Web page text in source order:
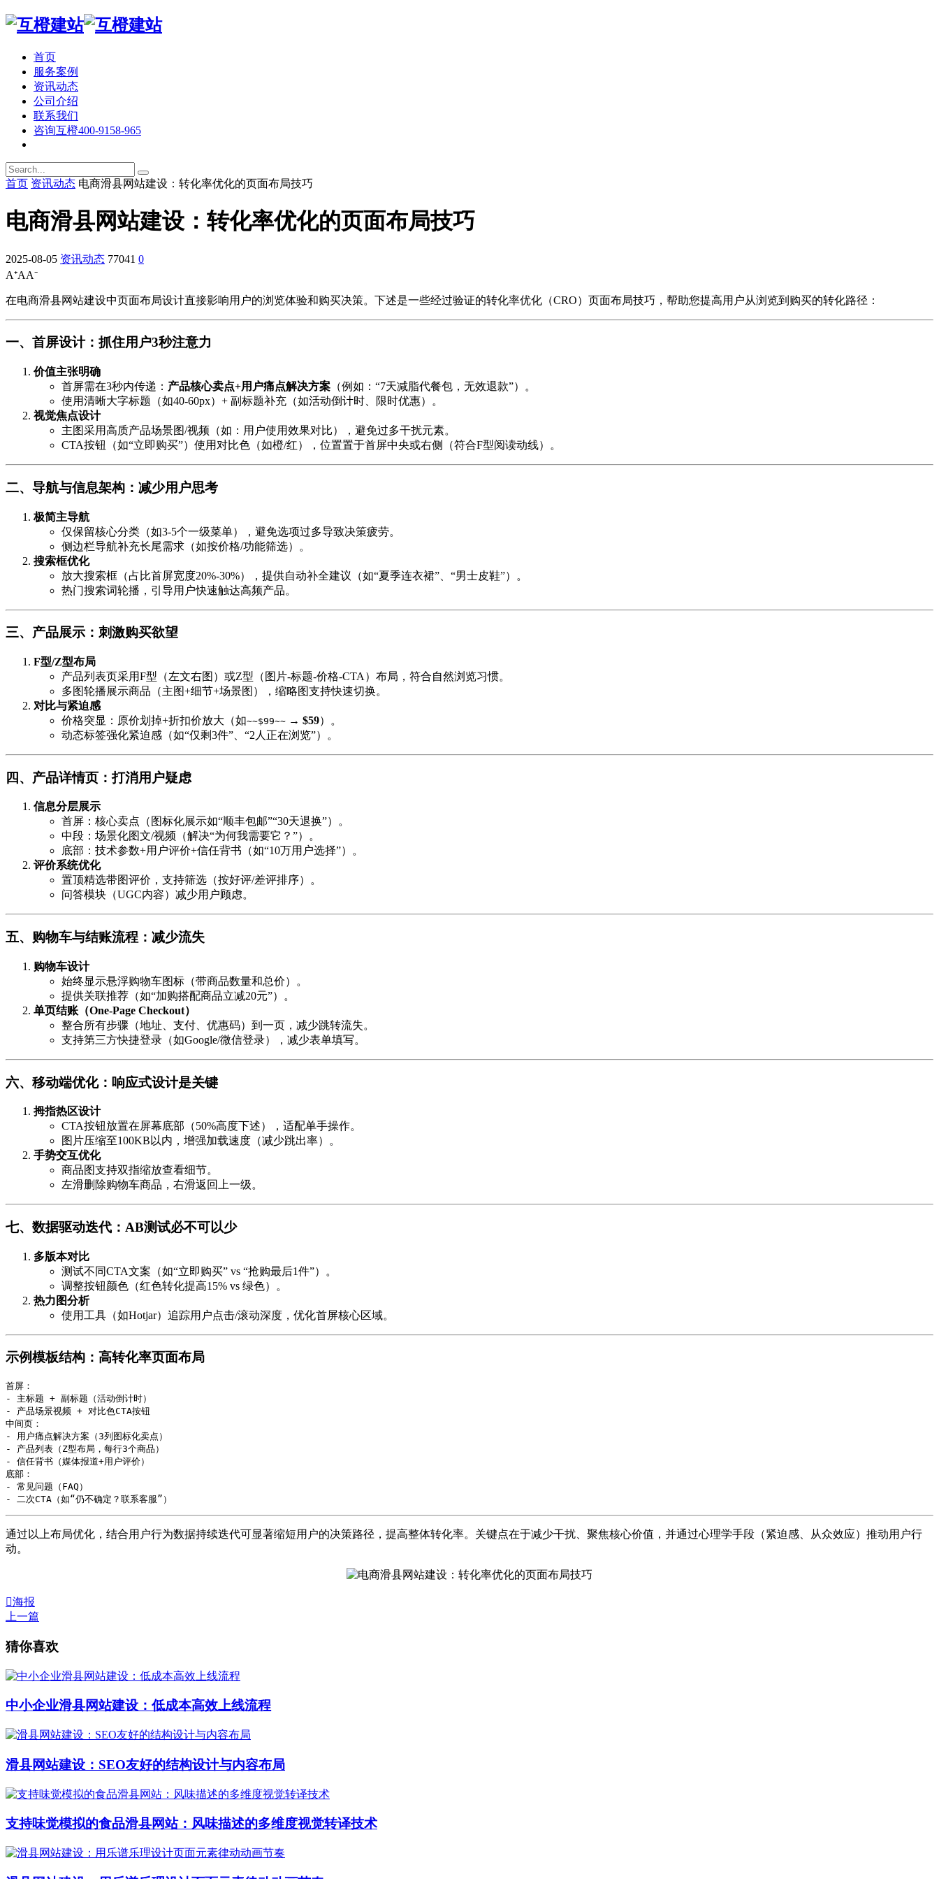
首页
服务案例
资讯动态
公司介绍
联系我们
咨询互橙400-9158-965
首页 资讯动态 电商滑县网站建设：转化率优化的页面布局技巧
电商滑县网站建设：转化率优化的页面布局技巧
2025-08-05 资讯动态 77041 0
A⁺AA⁻
在电商滑县网站建设中页面布局设计直接影响用户的浏览体验和购买决策。下述是一些经过验证的转化率优化（CRO）页面布局技巧，帮助您提高用户从浏览到购买的转化路径：
一、首屏设计：抓住用户3秒注意力
价值主张明确
首屏需在3秒内传递： 产品核心卖点+用户痛点解决方案 （例如：“7天减脂代餐包，无效退款”）。
使用清晰大字标题（如40-60px）+ 副标题补充（如活动倒计时、限时优惠）。
视觉焦点设计
主图采用高质产品场景图/视频（如：用户使用效果对比），避免过多干扰元素。
CTA按钮（如“立即购买”）使用对比色（如橙/红），位置置于首屏中央或右侧（符合F型阅读动线）。
二、导航与信息架构：减少用户思考
极简主导航
仅保留核心分类（如3-5个一级菜单），避免选项过多导致决策疲劳。
侧边栏导航补充长尾需求（如按价格/功能筛选）。
搜索框优化
放大搜索框（占比首屏宽度20%-30%），提供自动补全建议（如“夏季连衣裙”、“男士皮鞋”）。
热门搜索词轮播，引导用户快速触达高频产品。
三、产品展示：刺激购买欲望
F型/Z型布局
产品列表页采用F型（左文右图）或Z型（图片-标题-价格-CTA）布局，符合自然浏览习惯。
多图轮播展示商品（主图+细节+场景图），缩略图支持快速切换。
对比与紧迫感
价格突显：原价划掉+折扣价放大（如~~$99~~ → $59）。
动态标签强化紧迫感（如“仅剩3件”、“2人正在浏览”）。
四、产品详情页：打消用户疑虑
信息分层展示
首屏：核心卖点（图标化展示如“顺丰包邮”“30天退换”）。
中段：场景化图文/视频（解决“为何我需要它？”）。
底部：技术参数+用户评价+信任背书（如“10万用户选择”）。
评价系统优化
置顶精选带图评价，支持筛选（按好评/差评排序）。
问答模块（UGC内容）减少用户顾虑。
五、购物车与结账流程：减少流失
购物车设计
始终显示悬浮购物车图标（带商品数量和总价）。
提供关联推荐（如“加购搭配商品立减20元”）。
单页结账（One-Page Checkout）
整合所有步骤（地址、支付、优惠码）到一页，减少跳转流失。
支持第三方快捷登录（如Google/微信登录），减少表单填写。
六、移动端优化：响应式设计是关键
拇指热区设计
CTA按钮放置在屏幕底部（50%高度下述），适配单手操作。
图片压缩至100KB以内，增强加载速度（减少跳出率）。
手势交互优化
商品图支持双指缩放查看细节。
左滑删除购物车商品，右滑返回上一级。
七、数据驱动迭代：AB测试必不可以少
多版本对比
测试不同CTA文案（如“立即购买” vs “抢购最后1件”）。
调整按钮颜色（红色转化提高15% vs 绿色）。
热力图分析
使用工具（如Hotjar）追踪用户点击/滚动深度，优化首屏核心区域。
示例模板结构：高转化率页面布局
首屏：
- 主标题 + 副标题（活动倒计时）
- 产品场景视频 + 对比色CTA按钮
中间页：
- 用户痛点解决方案（3列图标化卖点）
- 产品列表（Z型布局，每行3个商品）
- 信任背书（媒体报道+用户评价）
底部：
- 常见问题（FAQ）
通过以上布局优化，结合用户行为数据持续迭代可显著缩短用户的决策路径，提高整体转化率。关键点在于减少干扰、聚焦核心价值，并通过心理学手段（紧迫感、从众效应）推动用户行
动。
海报
上一篇
猜你喜欢
中小企业滑县网站建设：低成本高效上线流程
滑县网站建设：SEO友好的结构设计与内容布局
支持味觉模拟的食品滑县网站：风味描述的多维度视觉转译技术